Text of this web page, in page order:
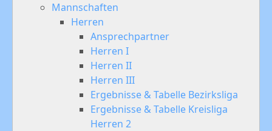
Mannschaften
Herren
Ansprechpartner
Herren I
Herren II
Herren III
Ergebnisse & Tabelle Bezirksliga
Ergebnisse & Tabelle Kreisliga
Herren 2